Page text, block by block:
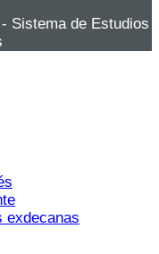
Sistema de Estudios
exdecanas